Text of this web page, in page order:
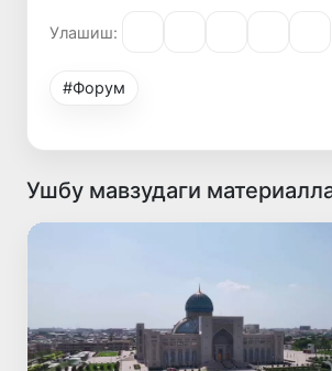
Улашиш:
#Форум
Ушбу мавзудаги